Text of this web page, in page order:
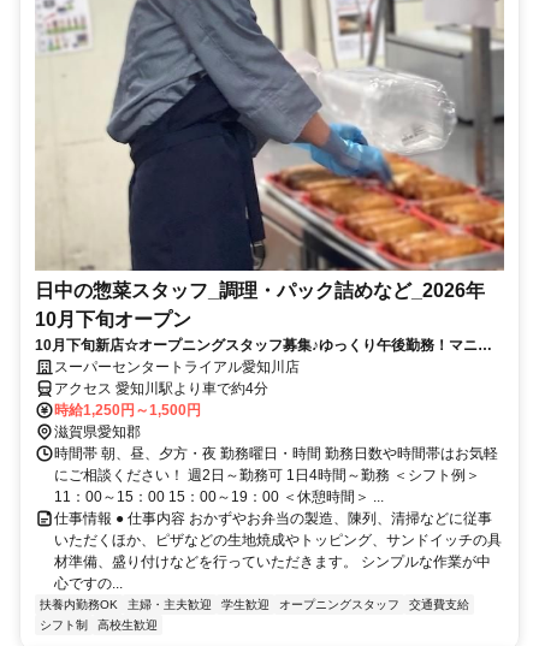
日中の惣菜スタッフ_調理・パック詰めなど_2026年
10月下旬オープン
10月下旬新店☆オープニングスタッフ募集♪ゆっくり午後勤務！マニュ
アルで安心♪未経験者◎
スーパーセンタートライアル愛知川店
アクセス 愛知川駅より車で約4分
時給1,250円～1,500円
滋賀県愛知郡
時間帯 朝、昼、夕方・夜 勤務曜日・時間 勤務日数や時間帯はお気軽
にご相談ください！ 週2日～勤務可 1日4時間～勤務 ＜シフト例＞
11：00～15：00 15：00～19：00 ＜休憩時間＞ ...
仕事情報 ● 仕事内容 おかずやお弁当の製造、陳列、清掃などに従事
いただくほか、ピザなどの生地焼成やトッピング、サンドイッチの具
材準備、盛り付けなどを行っていただきます。 シンプルな作業が中
心ですの...
扶養内勤務OK 主婦・主夫歓迎 学生歓迎 オープニングスタッフ
交通費支給
シフト制
高校生歓迎